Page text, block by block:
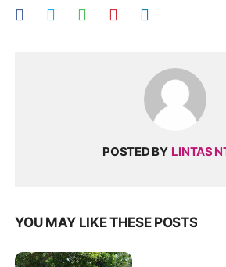
POSTED BY LINTAS
YOU MAY LIKE THESE POSTS